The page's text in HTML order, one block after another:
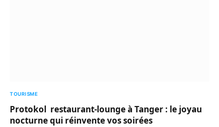
TOURISME
Protokol restaurant-lounge à Tanger : le joyau
nocturne qui réinvente vos soirées